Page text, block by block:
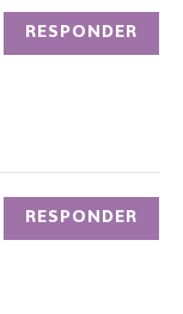
RESPONDER
RESPONDER